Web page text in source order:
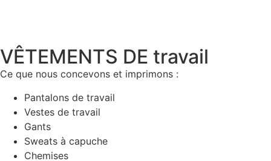
VÊTEMENTS DE travail
Ce que nous concevons et imprimons :
Pantalons de travail
Vestes de travail
Gants
Sweats à capuche
Chemises